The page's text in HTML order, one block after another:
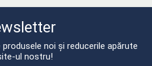
noi și reducerile apărute
ul nostru!